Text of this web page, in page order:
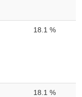
18.1 %
18.1 %